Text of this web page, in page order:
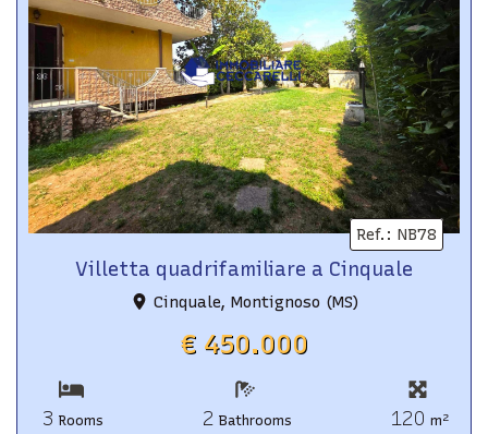
Villetta quadrifamiliare a Cinquale
Cinquale, Montignoso (MS)
€ 450.000
3 Rooms 2 Bathrooms 120 m2
Ref. : NB78